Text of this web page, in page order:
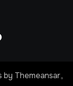
by Themeansar。